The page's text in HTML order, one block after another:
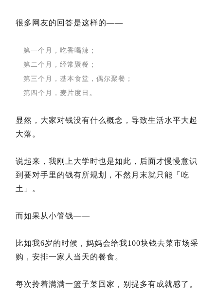
很多网友的回答是这样的——
第一个月，吃香喝辣；
第二个月，经常聚餐；
第三个月，基本食堂，偶尔聚餐；
第四个月，麦片度日 。
显然，大家对钱没有什么概念，导致生活水平大起
大落。
说起来，我刚上大学时也是如此，后面才慢慢意识
到要对手里的钱有所规划，不然月末就只能「吃
土」。
而如果从小管钱——
比如我6岁的时候，妈妈会给我100块钱去菜市场采
购，安排一家人当天的餐食。
每次拎着满满一篮子菜回家，别提多有成就感了。